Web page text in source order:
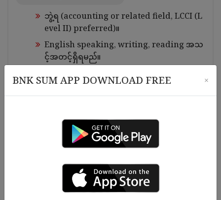
ဘွဲ့ရ (accounting or related field, LCCI (L
evel II) preferred)။
English speaking, writing, reading အသ
င့်အတင့်ရှိရမည်။
အသုံးပြုနိုင်ရမည်။
အလုပ်တွင် ရိုးသား ကြိုးစားသူဖြစ်ရမည်။
အလုပ်တွင်ပေါ်ပေါက်လာသော လုပ်ငန်းကိစ္စရပ်မ
ျားကို ညှိနှိုင်းဖြေရှင်း လုပ်ဆောင်နိုင်ရမည်။
အလုပ်နှင့်ပတ်သက်သော ဖိစီးမှုများအားရင်ဆိုင်
နိုင်ပြီး လိုအပ်လျှင် ခရီးသွားနိုင်ရမည်။
BNK SUM APP DOWNLOAD FREE ×